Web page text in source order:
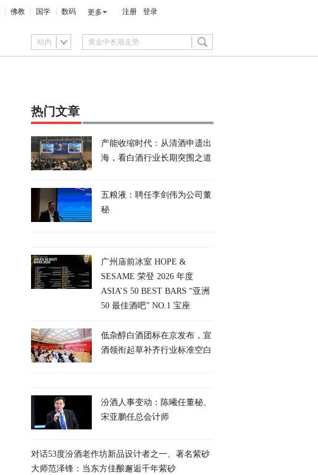
佛教 国学 数码 更多 注册 登录
站内
热门文章
产能收缩时代：从清酒申遗出
海，看白酒行业长期突围之道
五粮液：聘任李剑伟为公司董
秘
广州庙前冰室 HOPE &
SESAME 荣登 2026 年度
ASIA’S 50 BEST BARS “亚洲
50 最佳酒吧” NO.1 宝座
低杂醇白酒团标在京发布，宣
酒领衔起草补齐行业标准空白
汾酒人事变动：陈曦任董秘、
宋亚鹏任总会计师
对话53度汾酒老作坊新品设计者之一、著名紫砂
大师范泽锋：当东方佳酿邂逅千年紫砂